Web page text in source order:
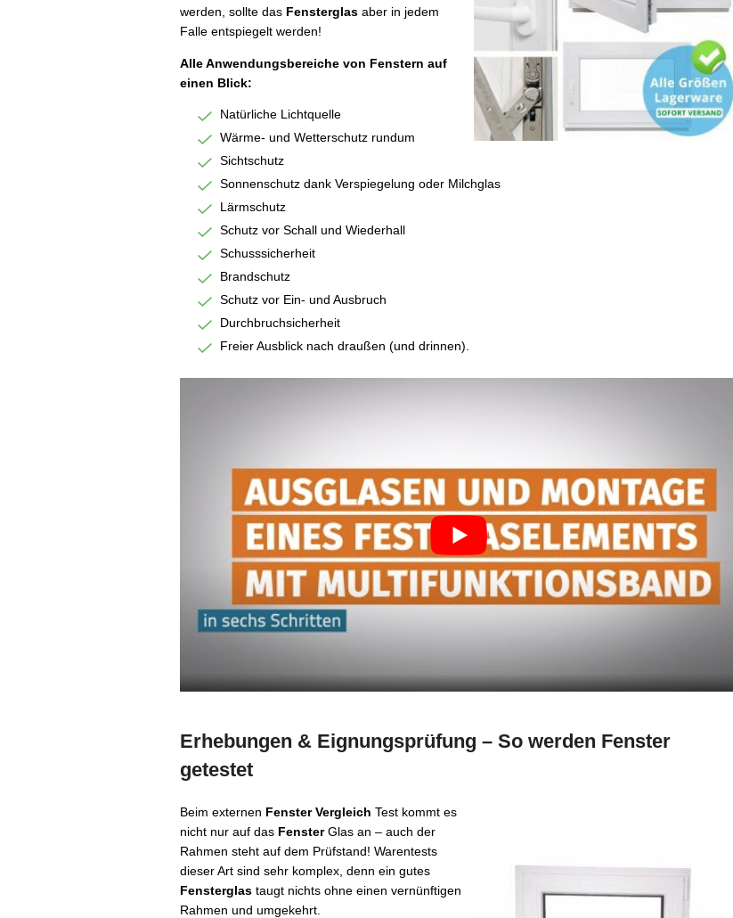
werden, sollte das Fensterglas aber in jedem
Falle entspiegelt werden!
Alle Anwendungsbereiche von Fenstern auf
einen Blick:
Natürliche Lichtquelle
Wärme- und Wetterschutz rundum
Sichtschutz
Sonnenschutz dank Verspiegelung oder Milchglas
Lärmschutz
Schutz vor Schall und Wiederhall
Schusssicherheit
Brandschutz
Schutz vor Ein- und Ausbruch
Durchbruchsicherheit
Freier Ausblick nach draußen (und drinnen).
Erhebungen & Eignungsprüfung – So werden Fenster
getestet
Beim externen Fenster Vergleich Test kommt es
nicht nur auf das FensterGlas an – auch der
Rahmen steht auf dem Prüfstand! Warentests
dieser Art sind sehr komplex, denn ein gutes
Fensterglas taugt nichts ohne einen vernünftigen
Rahmen und umgekehrt.